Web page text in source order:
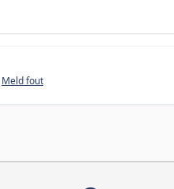
Meld fout